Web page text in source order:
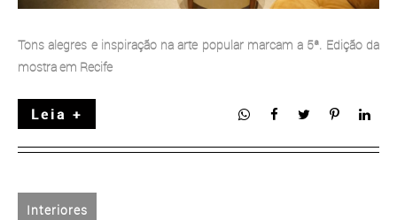
Tons alegres e inspiração na arte popular marcam a 5ª. Edição da
mostra em Recife
Leia +
Interiores